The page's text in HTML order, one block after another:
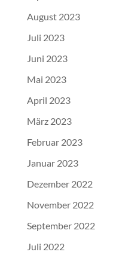
August 2023
Juli 2023
Juni 2023
Mai 2023
April 2023
März 2023
Februar 2023
Januar 2023
Dezember 2022
November 2022
September 2022
Juli 2022